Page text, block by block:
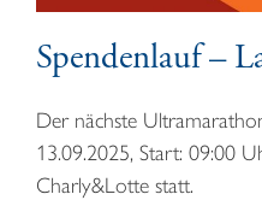
Spendenlauf –
Der nächste
13.09.2025, Start: 09:00
Charly&Lotte statt.